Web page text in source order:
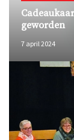
geworden
7 april 2024